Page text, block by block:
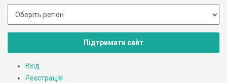
Підтримати сайт
Вхід
Реєстрація